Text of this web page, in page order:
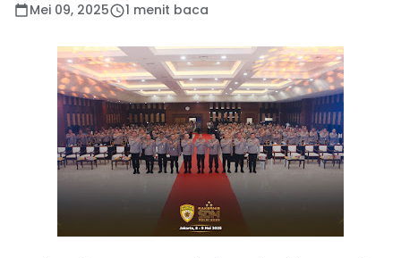
Mei 09, 2025 1 menit baca